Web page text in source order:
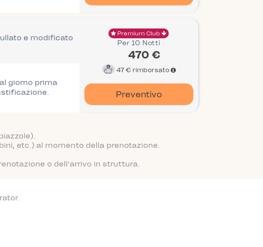
e modificato
giorno prima
Premium Club
Per 10 Notti
470 €
47 € rimborsato
Preventivo
etc.) al momento della prenotazione.
o dell'arrivo in struttura.